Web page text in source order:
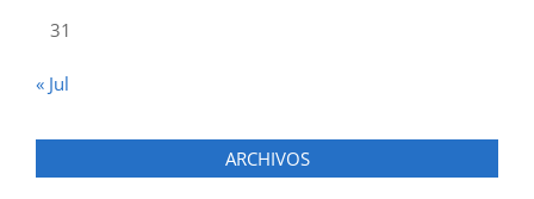
31
« Jul
ARCHIVOS